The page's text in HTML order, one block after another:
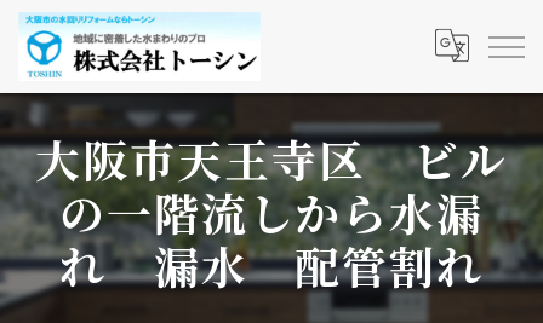
大阪市天王寺区 ビル
の一階流しから水漏
れ 漏水 配管割れ